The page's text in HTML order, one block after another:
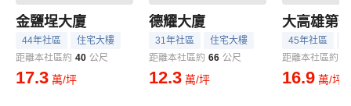
金鹽埕大廈
44年社區
住宅大樓
距離本社區約 40 公尺
17.3 萬/坪
德耀大廈
31年社區
住宅大樓
距離本社區約 66 公尺
12.3 萬/坪
大高雄第
45年社區
距離本社區約
16.9 萬/坪